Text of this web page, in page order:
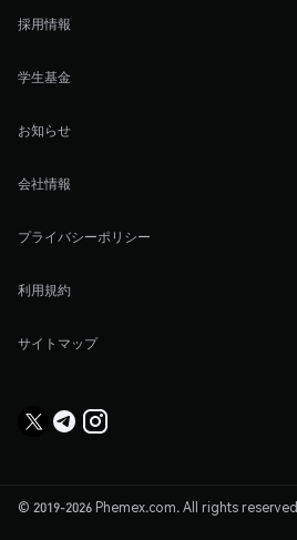
採用情報
学生基金
お知らせ
会社情報
プライバシーポリシー
利用規約
サイトマップ
© 2019-2026 Phemex.com. All rights reserved